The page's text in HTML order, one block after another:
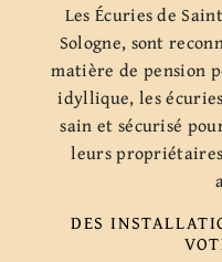
Les Écuries de
Sologne, sont
matière de pension
idyllique, les
sain et sécurisé
leurs
DES